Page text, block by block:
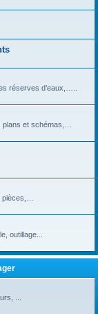
réserves d’eaux,…..
et schémas,…
pièces,…
outillage...
...